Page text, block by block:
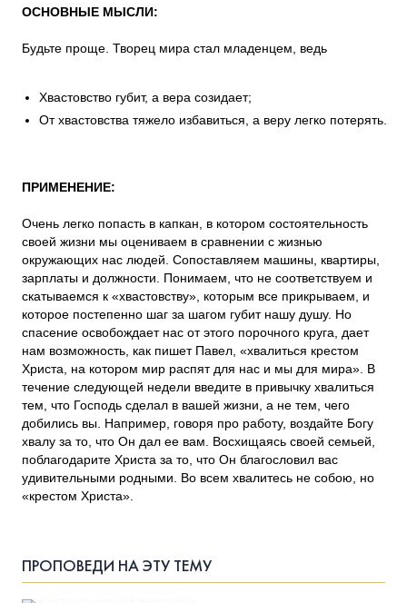
ОСНОВНЫЕ МЫСЛИ:
Будьте проще. Творец мира стал младенцем, ведь
Хвастовство губит, а вера созидает;
От хвастовства тяжело избавиться, а веру легко потерять.
ПРИМЕНЕНИЕ:
Очень легко попасть в капкан, в котором состоятельность
своей жизни мы оцениваем в сравнении с жизнью
окружающих нас людей. Сопоставляем машины, квартиры,
зарплаты и должности. Понимаем, что не соответствуем и
скатываемся к «хвастовству», которым все прикрываем, и
которое постепенно шаг за шагом губит нашу душу. Но
спасение освобождает нас от этого порочного круга, дает
нам возможность, как пишет Павел, «хвалиться крестом
Христа, на котором мир распят для нас и мы для мира». В
течение следующей недели введите в привычку хвалиться
тем, что Господь сделал в вашей жизни, а не тем, чего
добились вы. Например, говоря про работу, воздайте Богу
хвалу за то, что Он дал ее вам. Восхищаясь своей семьей,
поблагодарите Христа за то, что Он благословил вас
удивительными родными. Во всем хвалитесь не собою, но
«крестом Христа».
ПРОПОВЕДИ НА ЭТУ ТЕМУ